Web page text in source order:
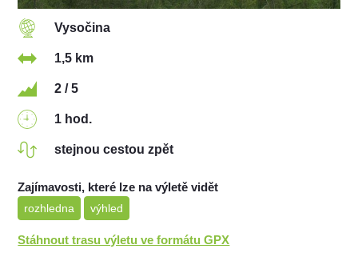
Vysočina
1,5 km
2 / 5
1 hod.
stejnou cestou zpět
Zajímavosti, které lze na výletě vidět
rozhledna výhled
Stáhnout trasu výletu ve formátu GPX